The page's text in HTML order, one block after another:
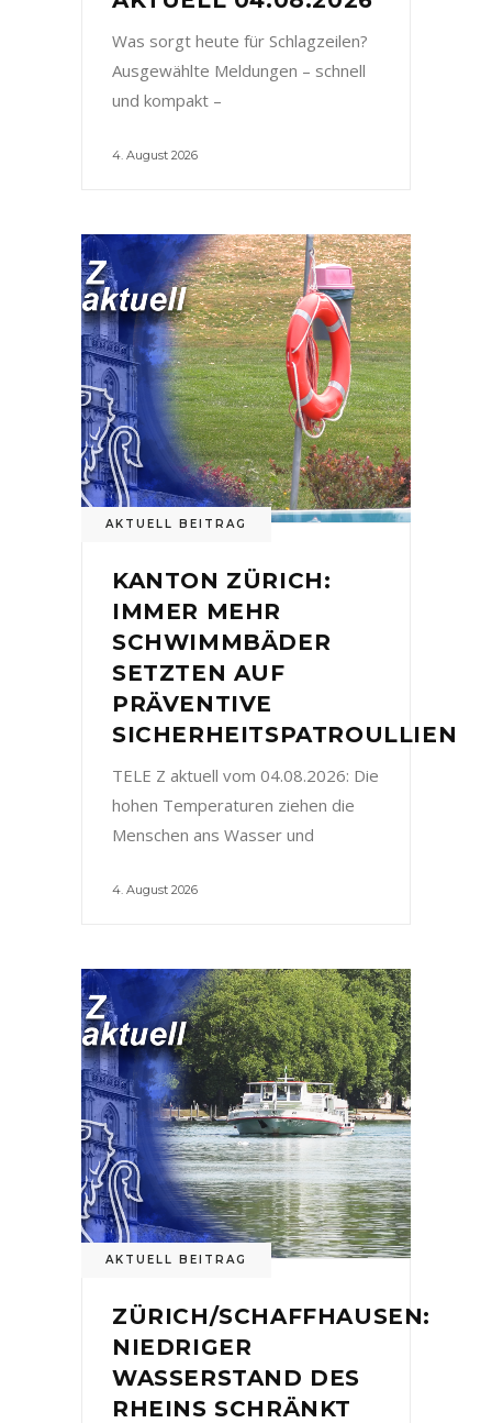
Was sorgt heute für Schlagzeilen?
Ausgewählte Meldungen – schnell
und kompakt –
4. August 2026
AKTUELL BEITRAG
KANTON ZÜRICH:
IMMER MEHR
SCHWIMMBÄDER
SETZTEN AUF
PRÄVENTIVE
SICHERHEITSPATROULLIEN
TELE Z aktuell vom 04.08.2026: Die
hohen Temperaturen ziehen die
Menschen ans Wasser und
4. August 2026
AKTUELL BEITRAG
ZÜRICH/SCHAFFHAUSEN:
NIEDRIGER
WASSERSTAND DES
RHEINS SCHRÄNKT